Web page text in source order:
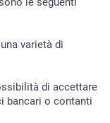
varietà di
di accettare
bancari o contanti